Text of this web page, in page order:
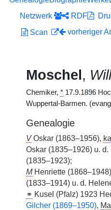
Netzwerk
RDF
Scan
vorheriger
Moschel,
Chemiker, * 17.9.1896
Wuppertal-Barmen.
Genealogie
VOskar (1863–1956),
Oskar (1835–1926) u.
(1835–1923);
MHenriette
(1833–1914) u. d.
⚭ Kusel (Pfalz) 1923
Gilcher (1869–1950),